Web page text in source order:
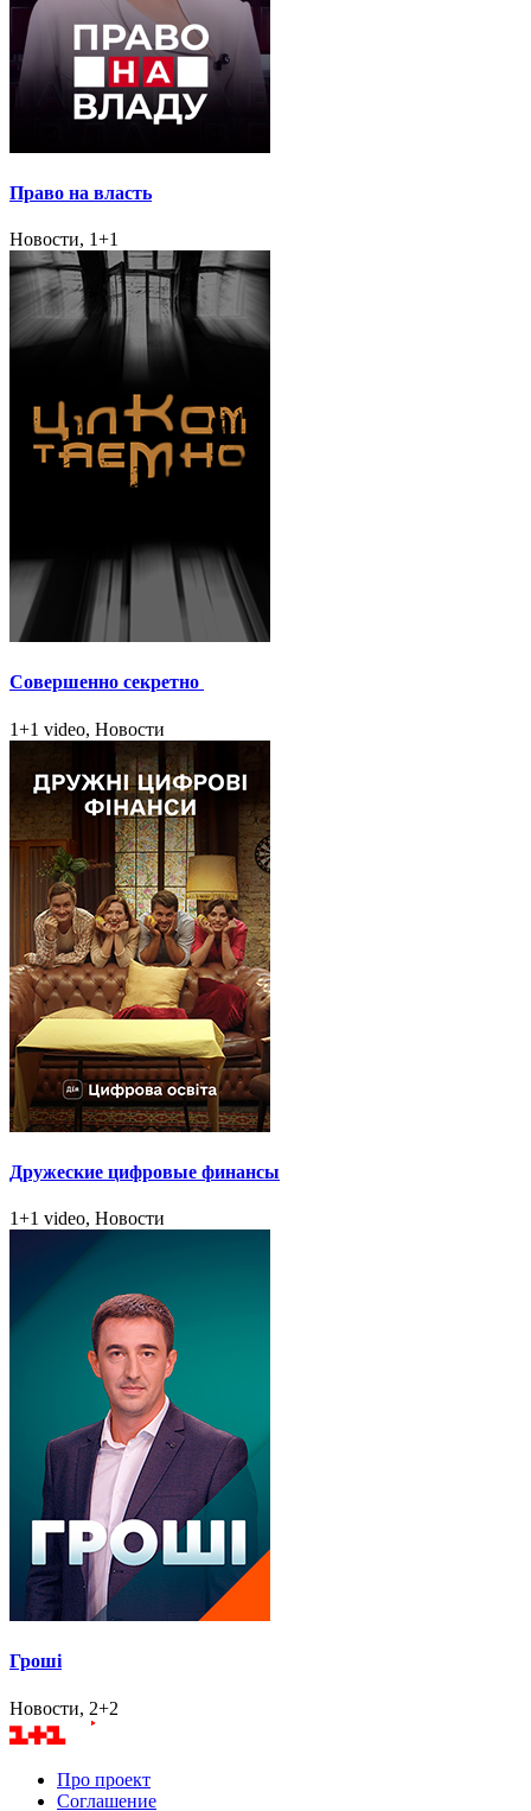
Право на власть
Новости, 1+1
Совершенно секретно
1+1 video, Новости
Дружеские цифровые финансы
1+1 video, Новости
Гроші
Новости, 2+2
Про проект
Соглашение